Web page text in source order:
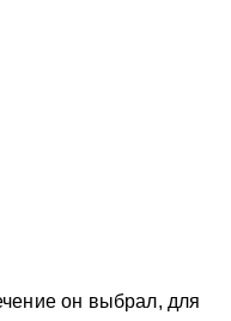
он выбрал, для